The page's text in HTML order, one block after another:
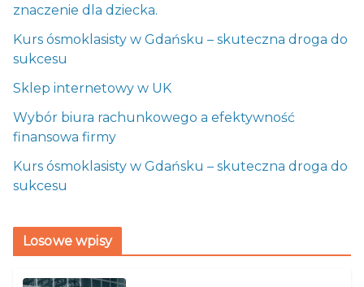
znaczenie dla dziecka.
Kurs ósmoklasisty w Gdańsku – skuteczna droga do
sukcesu
Sklep internetowy w UK
Wybór biura rachunkowego a efektywność
finansowa firmy
Kurs ósmoklasisty w Gdańsku – skuteczna droga do
sukcesu
Losowe wpisy